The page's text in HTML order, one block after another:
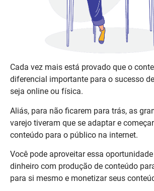
Cada vez mais está provado que o
diferencial importante para o sucesso
seja online ou física.
Aliás, para não ficarem para trás, as
varejo tiveram que se adaptar e
conteúdo para o público na internet.
Você pode aproveitar essa
dinheiro com produção de conteúdo
para si mesmo e monetizar seus